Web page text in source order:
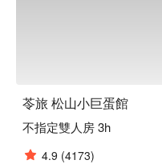
苓旅 松山小巨蛋館
不指定雙人房 3h
4.9 (4173)